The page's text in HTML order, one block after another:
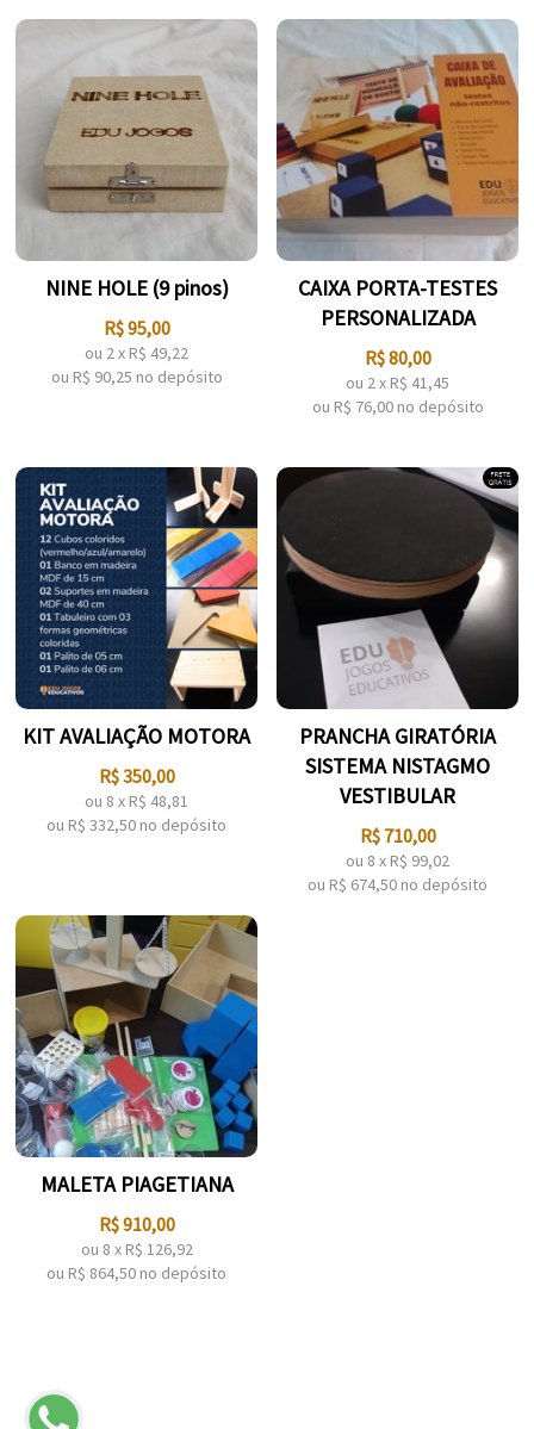
NINE HOLE (9 pinos)
R$95,00
ou 2x R$ 49,22
ou R$ 90,25 no depósito
CAIXA PORTA-TESTES
PERSONALIZADA
R$80,00
ou 2x R$ 41,45
ou R$ 76,00 no depósito
KIT AVALIAÇÃO MOTORA
R$350,00
ou 8 x R$ 48,81
ou R$ 332,50 no depósito
PRANCHA GIRATÓRIA
SISTEMA NISTAGMO
VESTIBULAR
R$ 710,00
ou 8 x R$ 99,02
ou R$ 674,50 no depósito
MALETA PIAGETIANA
R$910,00
ou 8 x R$ 126,92
ou R$ 864,50 no depósito